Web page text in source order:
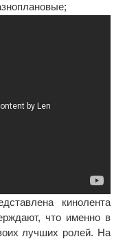
кинолента
что именно в
лучших ролей. На